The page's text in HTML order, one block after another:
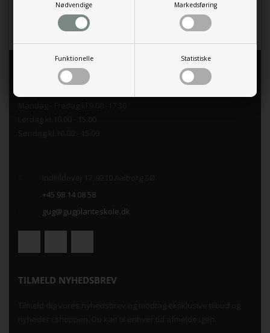
Nødvendige Markedsføring
Funktionelle Statistiske
210,00 DKK 150,00 DKK
GUG PLANTESKOLE
Åbningstider i Butikken
+45 98 14 08 58
gug@gugplanteskole.dk
TILMELD NYHEDSBREV